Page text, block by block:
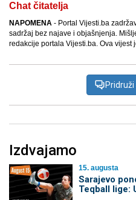
Chat čitatelja
NAPOMENA - Portal Vijesti.ba
sadržaj bez najave i objašnjenja.
redakcije portala Vijesti.ba. Ova vijest
Izdvajamo
15. augusta
Sarajevo
Teqball lige: